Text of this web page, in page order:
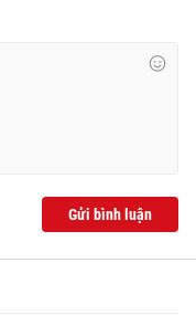
Gửi bình luận